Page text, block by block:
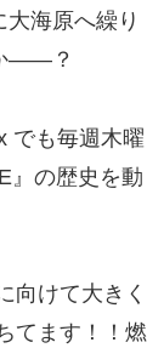
海原へ繰り
――？
でも毎週木曜
』の歴史を動
向けて大きく
てます！！燃